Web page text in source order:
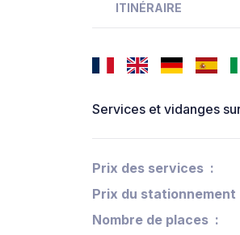
ITINÉRAIRE
Services et vidanges
Prix des services
Prix du stationnement
Nombre de places